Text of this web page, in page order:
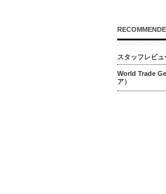
スタッフレビ
World Trade
ア）